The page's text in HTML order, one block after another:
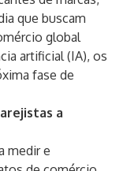
que buscam
global
artificial (IA), os
fase de
a
medir e